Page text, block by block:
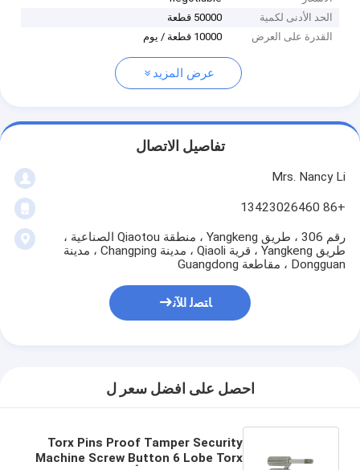
الحد الأدنى لكمية
50000 قطعة
القدرة على العرض
10000 قطعة / يوم
عرض المزيد
تفاصيل الاتصال
Mrs. Nancy Li
+86 13423026460
رقم 306 ، طريق Yangkeng ، منطقة Qiaotou الصناعية ،
طريق Yangkeng ، قرية Qiaoli ، مدينة Changping ، مدينة
Dongguan ، مقاطعة Guangdong
ﺎﺘﺼﻟ ﺍﻶﻧ
احصل على افضل سعر ل
Torx Pins Proof Tamper Security
Machine Screw Button 6 Lobe Torx